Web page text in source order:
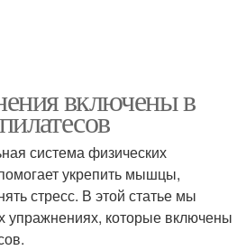
включены в
система физических
укрепить мышцы,
стресс. В этой статье мы
упражнениях, которые включены